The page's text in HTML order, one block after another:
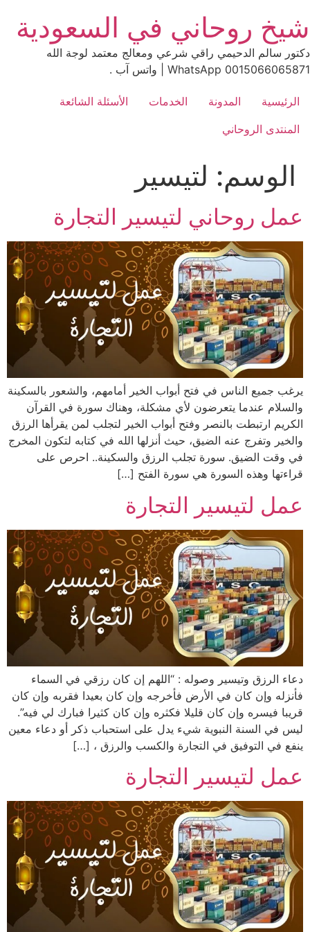
to
content
شيخ روحاني في السعودية
دكتور سالم الدحيمي راقي شرعي ومعالج معتمد لوجة الله
0015066065871 WhatsApp | واتس آب .
الرئيسية المدونة الخدمات
الأسئلة الشائعة
المنتدى الروحاني
الوسم: لتيسير
عمل روحاني لتيسير التجارة
يرغب جميع الناس في فتح أبواب الخير أمامهم، والشعور بالسكينة
والسلام عندما يتعرضون لأي مشكلة، وهناك سورة في القرآن
الكريم ارتبطت بالنصر وفتح أبواب الخير لتجلب لمن يقرأها الرزق
والخير وتفرج عنه الضيق، حيث أنزلها الله في كتابه لتكون المخرج
في وقت الضيق. سورة تجلب الرزق والسكينة.. احرص على
قراءتها وهذه السورة هي سورة الفتح […]
عمل لتيسير التجارة
دعاء الرزق وتيسير وصوله : “اللهم إن كان رزقي في السماء
فأنزله وإن كان في الأرض فأخرجه وإن كان بعيدا فقربه وإن كان
قريبا فيسره وإن كان قليلا فكثره وإن كان كثيرا فبارك لي فيه”.
ليس في السنة النبوية شيء يدل على استحباب ذكر أو دعاء معين
ينفع في التوفيق في التجارة والكسب والرزق ، […]
عمل لتيسير التجارة